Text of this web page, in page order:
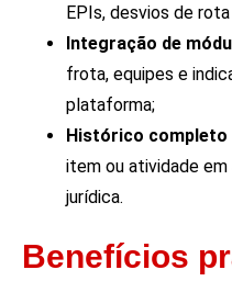
EPIs, desvios de
Integração de
frota, equipes e
plataforma;
Histórico completo
item ou atividade
jurídica.
Benefícios